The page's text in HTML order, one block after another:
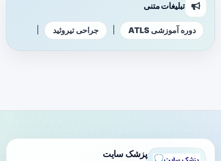
تبلیغات متنی
دوره آموزشی ATLS جراحی تیروئید
پزشک سایت